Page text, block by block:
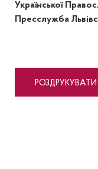
Української
Пресслужба
PОЗДРУКУВАТИ